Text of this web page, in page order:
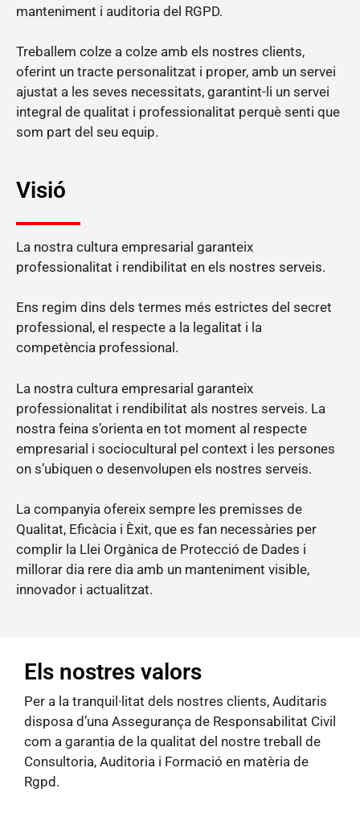
manteniment i auditoria del RGPD.
Treballem colze a colze amb els nostres clients,
oferint un tracte personalitzat i proper, amb un servei
ajustat a les seves necessitats, garantint-li un servei
integral de qualitat i professionalitat perquè senti que
som part del seu equip.
Visió
La nostra cultura empresarial garanteix
professionalitat i rendibilitat en els nostres serveis.
Ens regim dins dels termes més estrictes del secret
professional, el respecte a la legalitat i la
competència professional.
La nostra cultura empresarial garanteix
professionalitat i rendibilitat als nostres serveis. La
nostra feina s’orienta en tot moment al respecte
empresarial i sociocultural pel context i les persones
on s’ubiquen o desenvolupen els nostres serveis.
La companyia ofereix sempre les premisses de
Qualitat, Eficàcia i Èxit, que es fan necessàries per
complir la Llei Orgànica de Protecció de Dades i
millorar dia rere dia amb un manteniment visible,
innovador i actualitzat.
Els nostres valors
Per a la tranquil·litat dels nostres clients, Auditaris
disposa d’una Assegurança de Responsabilitat Civil
com a garantia de la qualitat del nostre treball de
Consultoria, Auditoria i Formació en matèria de
Rgpd.